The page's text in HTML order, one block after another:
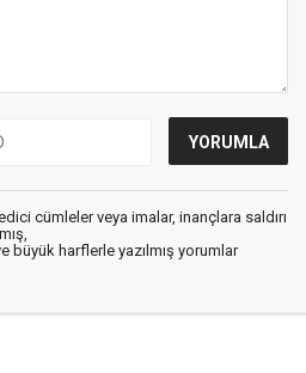
cümleler veya imalar, inançlara saldırı
büyük harflerle yazılmış yorumlar